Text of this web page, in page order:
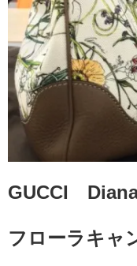
GUCCI
フローラキ